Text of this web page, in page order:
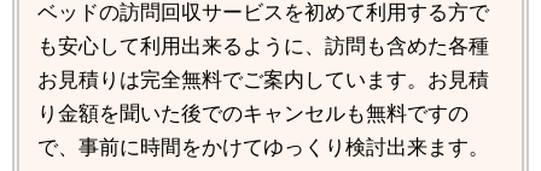
ベッドの訪問回収サービスを初めて利用する方で
も安心して利用出来るように、訪問も含めた各種
お見積りは完全無料でご案内しています。お見積
り金額を聞いた後でのキャンセルも無料ですの
で、事前に時間をかけてゆっくり検討出来ます。